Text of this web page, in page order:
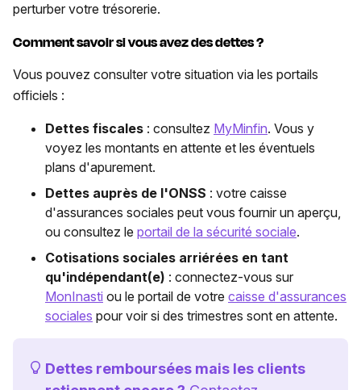
perturber votre trésorerie.
Comment savoir si vous avez des dettes ?
Vous pouvez consulter votre situation via les portails
officiels :
Dettes fiscales : consultez MyMinfin. Vous y
voyez les montants en attente et les éventuels
plans d'apurement.
Dettes auprès de l'ONSS : votre caisse
d'assurances sociales peut vous fournir un aperçu,
ou consultez le portail de la sécurité sociale.
Cotisations sociales arriérées en tant
qu'indépendant(e) : connectez-vous sur
MonInasti ou le portail de votre caisse d'assurances
sociales pour voir si des trimestres sont en attente.
Dettes remboursées mais les clients